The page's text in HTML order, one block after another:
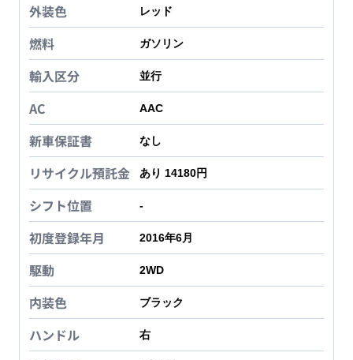
外装色 レッド
燃料 ガソリン
輸入区分 並行
AC AAC
新車保証書 なし
リサイクル預託金 あり 14180円
シフト位置 -
初度登録年月 2016年6月
駆動 2WD
内装色 ブラック
ハンドル 右